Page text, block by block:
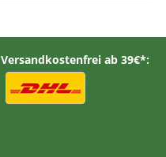
Versandkostenfrei ab 39€*: